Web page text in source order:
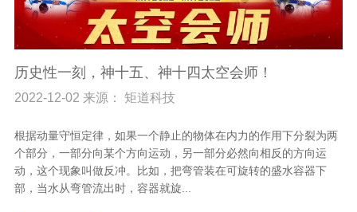
历史性一刻，神十五、神十四太空会师！
2022-12-02 来源： 矩道科技
根据动量守恒定律，如果一个静止的物体在内力的作用下分裂为两
个部分，一部分向某个方向运动，另一部分必然向相反的方向运
动，这个现象叫做反冲。比如，把弯管装在可旋转的盛水容器下
部，当水从弯管流出时，容器就旋...